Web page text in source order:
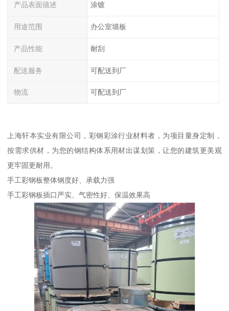
产品表面描述 涂镀
用途范围 办公室墙板
产品性能 耐刮
配送服务 可配送到厂
物流 可配送到厂
上海轩本实业有限公司，彩钢彩涂行业材料者，为项目量身定制，
按需求供材，为您的钢结构体系用材出谋划策，让您的建筑更美观
更牢固更耐用。
手工彩钢板整体钢度好、承载力强
手工彩钢板插口严实、气密性好、保温效果高